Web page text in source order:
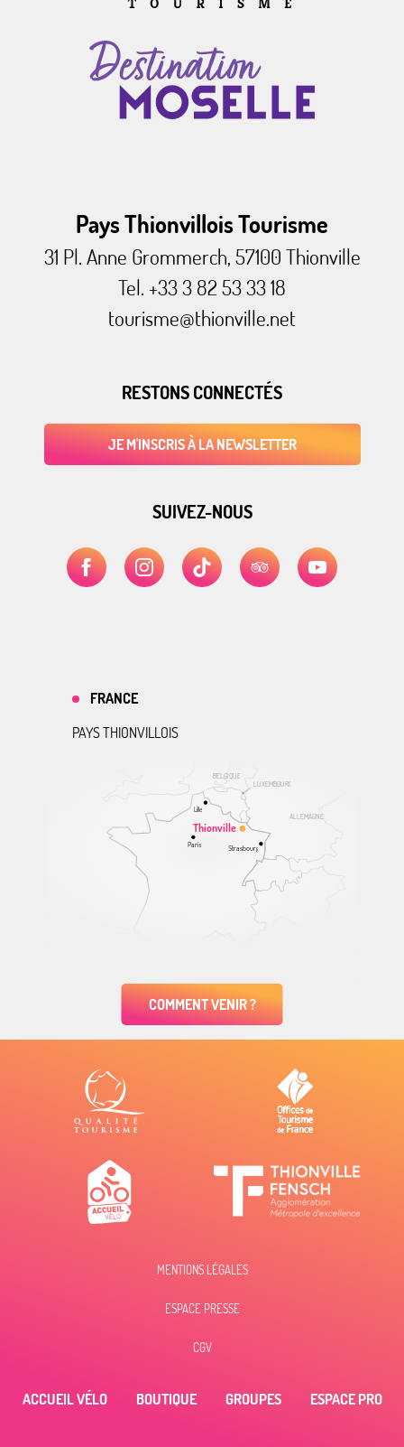
Pays Thionvillois Tourisme
31 Pl. Anne Grommerch, 57100 Thionville
Tel. +33 3 82 53 33 18
tourisme@thionville.net
RESTONS CONNECTÉS
JE M'INSCRIS À LA NEWSLETTER
SUIVEZ-NOUS
ALLEMAGNE
BELGIQUE
LUXEMBOURG
Thionville
Lille
Paris Strasbourg
FRANCE
PAYS THIONVILLOIS
COMMENT VENIR ?
MENTIONS LÉGALES
ESPACE PRESSE
CGV
ACCUEIL VÉLO BOUTIQUE GROUPES ESPACE PRO